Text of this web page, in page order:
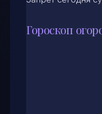
Гороскоп